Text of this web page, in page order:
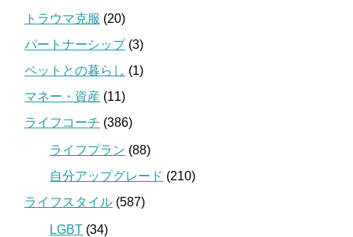
トラウマ克服 (20)
パートナーシップ(3)
ペットとの暮らし (1)
マネー・資産 (11)
ライフコーチ (386)
ライフプラン (88)
自分アップグレード (210)
ライフスタイル (587)
LGBT (34)